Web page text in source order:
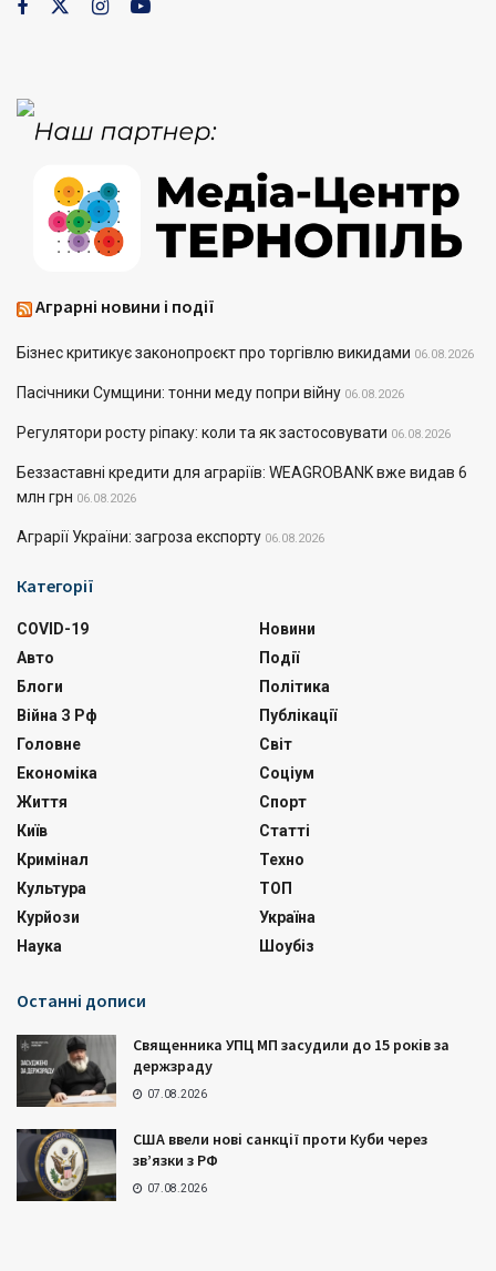
Аграрні новини і події
Бізнес критикує законопроєкт про торгівлю викидами 06.08.2026
Пасічники Сумщини: тонни меду попри війну 06.08.2026
Регулятори росту ріпаку: коли та як застосовувати 06.08.2026
Беззаставні кредити для аграріїв: WEAGROBANK вже видав 6
млн грн 06.08.2026
Аграрії України: загроза експорту 06.08.2026
Категорії
COVID-19
Авто
Блоги
Війна З Рф
Головне
Економіка
Життя
Київ
Кримінал
Культура
Курйози
Наука
Новини
Події
Політика
Публікації
Світ
Соціум
Спорт
Статті
Техно
ТОП
Україна
Шоубіз
Останні дописи
Священника УПЦ МП засудили до 15 років за
держзраду
07.08.2026
США ввели нові санкції проти Куби через
зв’язки з РФ
07.08.2026